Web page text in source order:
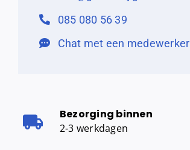
085 080 56 39
Chat met een medewerker
Bezorging binnen
2-3 werkdagen